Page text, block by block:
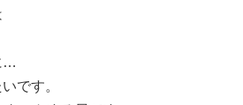
…
です。